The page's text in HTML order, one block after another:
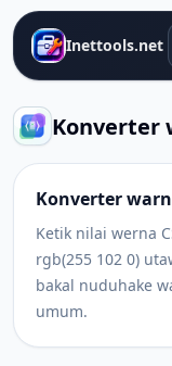
Inettools.net
Konverter
Konverter
Ketik nilai werna
rgb(255 102 0)
bakal nuduhake
umum.